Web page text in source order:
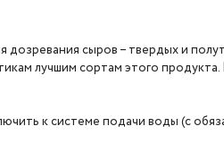
сыров – твердых и
лучшим сортам этого
к системе подачи воды (с